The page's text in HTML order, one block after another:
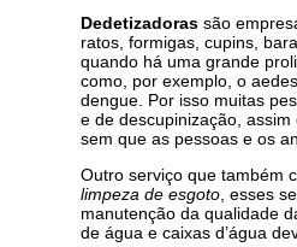
Dedetizadoras são
ratos, formigas, cupins,
quando há uma grande
como, por exemplo, o
dengue. Por isso muitas
e de descupinização,
sem que as pessoas e os
Outro serviço que também
limpeza de esgoto , esses
manutenção da qualidade
de água e caixas d’água